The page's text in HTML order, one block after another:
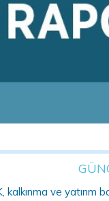
kalkınma ve yatırım